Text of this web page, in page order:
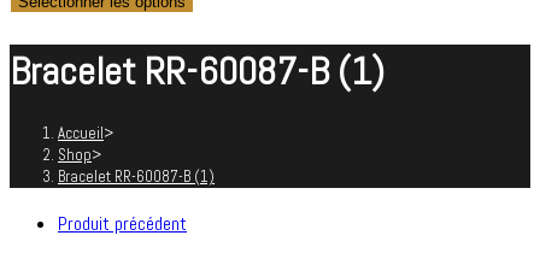
Bracelet RR-60087-B (1)
Accueil>
Shop>
Bracelet RR-60087-B (1)
Produit précédent